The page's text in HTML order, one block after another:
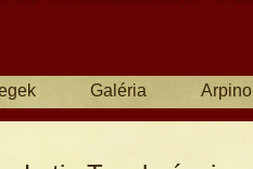
Galéria Arpino